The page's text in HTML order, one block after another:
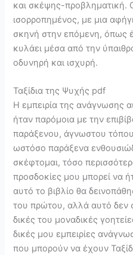
και σκέψης-προβληματική.
ισορροπημένος, με μια
σκηνή στην επόμενη, όπως
κυλάει μέσα από την
οδυνηρή και ισχυρή.
Ταξίδια της Ψυχής pdf
Η εμπειρία της ανάγνωσης
ήταν παρόμοια με την
παράξενου, άγνωστου
ωστόσο παράξενα
σκέφτομαι, τόσο
προσδοκίες μου μπορεί να
αυτό το βιβλίο θα
του πρώτου, αλλά αυτό δεν
δικές του μοναδικές
δικές μου εμπειρίες
που μπορούν να έχουν